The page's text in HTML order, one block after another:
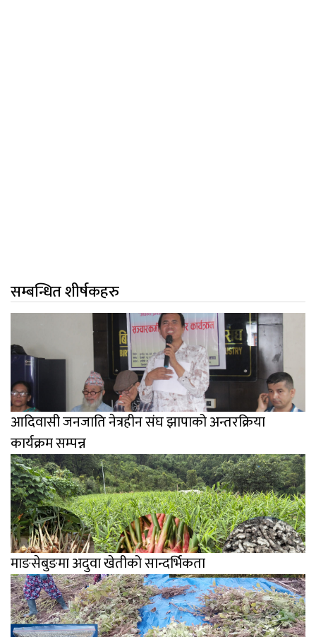
सम्बन्धित शीर्षकहरु
आदिवासी जनजाति नेत्रहीन संघ झापाको अन्तरक्रिया
कार्यक्रम सम्पन्न
माङसेबुङमा अदुवा खेतीको सान्दर्भिकता